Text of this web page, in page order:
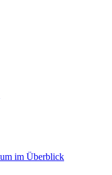
im Überblick